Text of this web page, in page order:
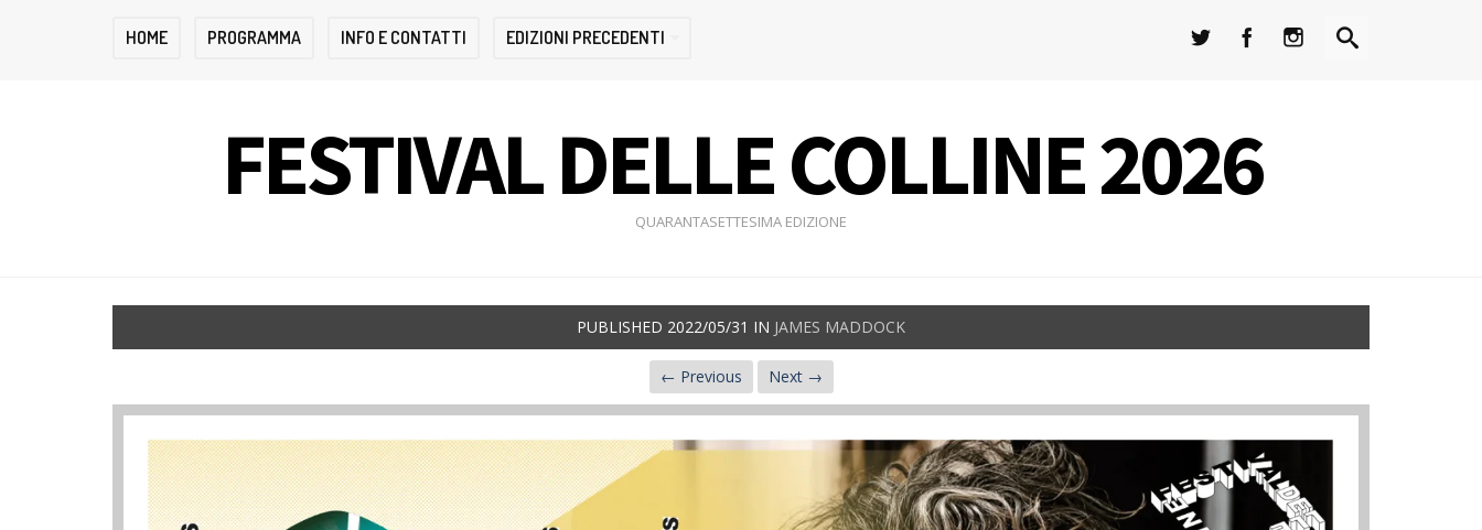
HOME PROGRAMMA INFO E CONTATTI EDIZIONI PRECEDENTI
FESTIVAL DELLE COLLINE 2026
QUARANTASETTESIMA EDIZIONE
PUBLISHED 2022/05/31 IN JAMES MADDOCK
← Previous Next →